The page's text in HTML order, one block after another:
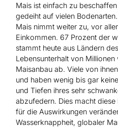
Mais ist einfach zu
gedeiht auf vielen
Mais nimmt weiter zu, vor
Einkommen. 67 Prozent der
stammt heute aus Ländern
Lebensunterhalt von
Maisanbau ab. Viele von
und haben wenig bis gar
und Tiefen ihres sehr
abzufedern. Dies macht
für die Auswirkungen
Wasserknappheit, globaler